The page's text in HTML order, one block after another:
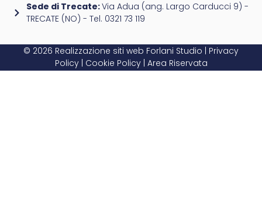
Sede di Trecate:Via Adua (ang. Largo Carducci 9) -
TRECATE (NO) - Tel. 0321 73 119
© 2026 Realizzazione siti web Forlani Studio
Privacy
Policy| Cookie Policy| Area Riservata